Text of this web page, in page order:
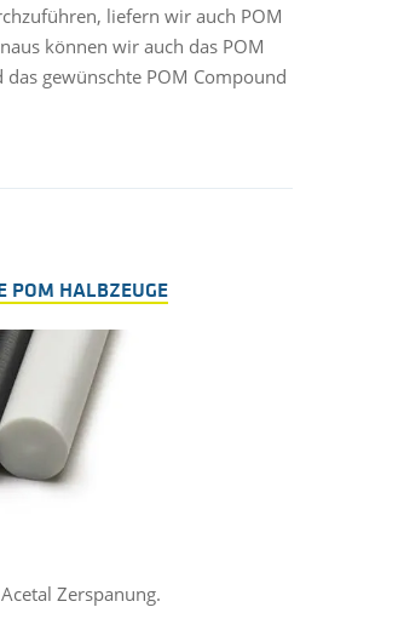
liefern wir auch POM
können wir auch das POM
gewünschte POM Compound
POM HALBZEUGE
Zerspanung.